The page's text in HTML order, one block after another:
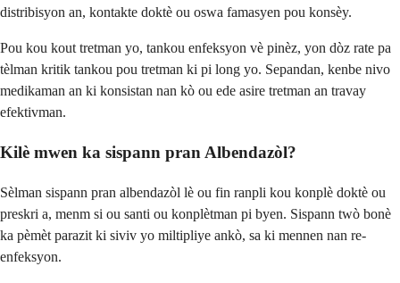
distribisyon an, kontakte doktè ou oswa famasyen pou konsèy.
Pou kou kout tretman yo, tankou enfeksyon vè pinèz, yon dòz rate pa
tèlman kritik tankou pou tretman ki pi long yo. Sepandan, kenbe nivo
medikaman an ki konsistan nan kò ou ede asire tretman an travay
efektivman.
Kilè mwen ka sispann pran Albendazòl?
Sèlman sispann pran albendazòl lè ou fin ranpli kou konplè doktè ou
preskri a, menm si ou santi ou konplètman pi byen. Sispann twò bonè
ka pèmèt parazit ki siviv yo miltipliye ankò, sa ki mennen nan re-
enfeksyon.